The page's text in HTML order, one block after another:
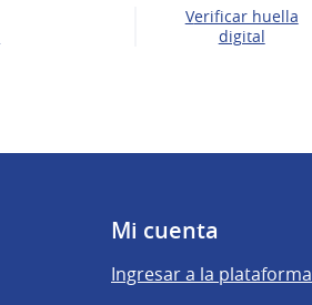
Verificar huella
digital
Mi cuenta
Ingresar a la plataforma